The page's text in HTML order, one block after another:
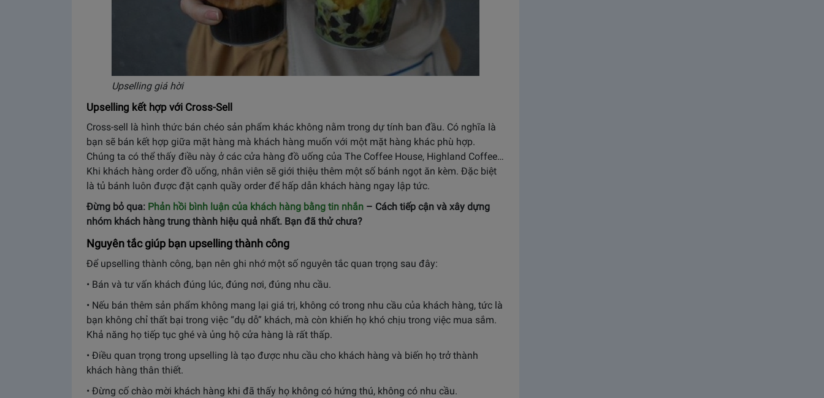
Upselling giá hời
Upselling kết hợp với Cross-Sell
Cross-sell là hình thức bán chéo sản phẩm khác không nằm trong dự tính ban đầu. Có nghĩa là
bạn sẽ bán kết hợp giữa mặt hàng mà khách hàng muốn với một mặt hàng khác phù hợp.
Chúng ta có thể thấy điều này ở các cửa hàng đồ uống của The Coffee House, Highland Coffee…
Khi khách hàng order đồ uống, nhân viên sẽ giới thiệu thêm một số bánh ngọt ăn kèm. Đặc biệt
là tủ bánh luôn được đặt cạnh quầy order để hấp dẫn khách hàng ngay lập tức.
Đừng bỏ qua: Phản hồi bình luận của khách hàng bằng tin nhắn – Cách tiếp cận và xây dựng
nhóm khách hàng trung thành hiệu quả nhất. Bạn đã thử chưa?
Nguyên tắc giúp bạn upselling thành công
Để upselling thành công, bạn nên ghi nhớ một số nguyên tắc quan trọng sau đây:
• Bán và tư vấn khách đúng lúc, đúng nơi, đúng nhu cầu.
• Nếu bán thêm sản phẩm không mang lại giá trị, không có trong nhu cầu của khách hàng, tức là
bạn không chỉ thất bại trong việc “dụ dỗ” khách, mà còn khiến họ khó chịu trong việc mua sắm.
Khả năng họ tiếp tục ghé và ủng hộ cửa hàng là rất thấp.
• Điều quan trọng trong upselling là tạo được nhu cầu cho khách hàng và biến họ trở thành
khách hàng thân thiết.
• Đừng cố chào mời khách hàng khi đã thấy họ không có hứng thú, không có nhu cầu.